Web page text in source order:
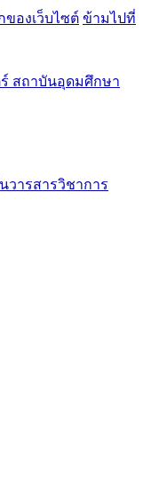
องเว็บไซต์ ข้ามไปที่
สถาบันอุดมศึกษา
วารสารวิชาการ